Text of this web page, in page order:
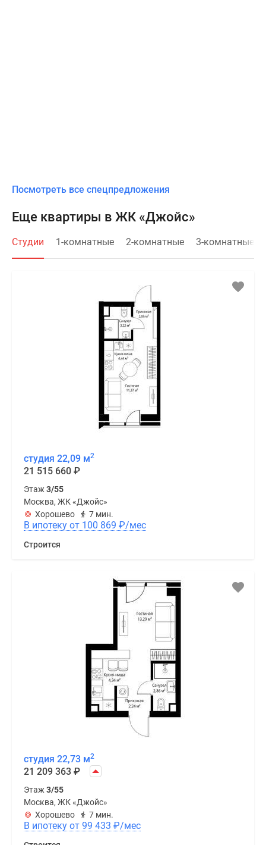
Посмотреть все спецпредложения
Еще квартиры в ЖК «Джойс»
Студии 1-комнатные 2-комнатные 3-комнатные
студия 22,09 м2
21 515 660 ₽
Этаж3/55
Москва, ЖК «Джойс»
Хорошево
7 мин.
В ипотеку от 100 869 ₽/мес
Строится
студия 22,73 м2
21 209 363 ₽
Этаж3/55
Москва, ЖК «Джойс»
Хорошево
7 мин.
В ипотеку от 99 433 ₽/мес